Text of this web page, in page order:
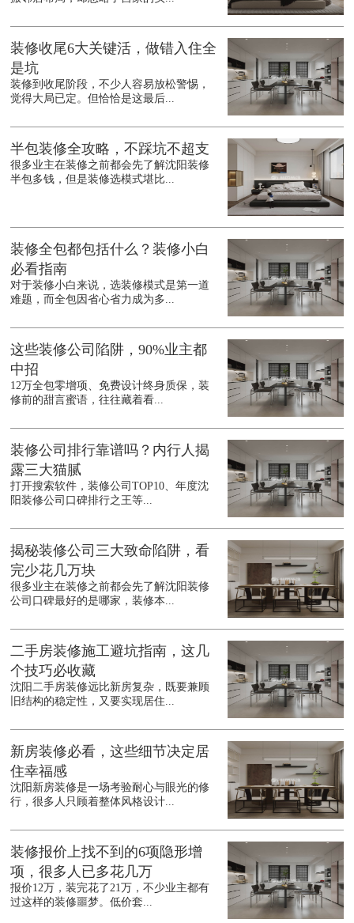
装修收尾6大关键活，做错入住全
是坑
装修到收尾阶段，不少人容易放松警惕，
觉得大局已定。但恰恰是这最后...
半包装修全攻略，不踩坑不超支
很多业主在装修之前都会先了解沈阳装修
半包多钱，但是装修选模式堪比...
装修全包都包括什么？装修小白
必看指南
对于装修小白来说，选装修模式是第一道
难题，而全包因省心省力成为多...
这些装修公司陷阱，90%业主都
中招
12万全包零增项、免费设计终身质保，装
修前的甜言蜜语，往往藏着看...
装修公司排行靠谱吗？内行人揭
露三大猫腻
打开搜索软件，装修公司TOP10、年度沈
阳装修公司口碑排行之王等...
揭秘装修公司三大致命陷阱，看
完少花几万块
很多业主在装修之前都会先了解沈阳装修
公司口碑最好的是哪家，装修本...
二手房装修施工避坑指南，这几
个技巧必收藏
沈阳二手房装修远比新房复杂，既要兼顾
旧结构的稳定性，又要实现居住...
新房装修必看，这些细节决定居
住幸福感
沈阳新房装修是一场考验耐心与眼光的修
行，很多人只顾着整体风格设计...
装修报价上找不到的6项隐形增
项，很多人已多花几万
报价12万，装完花了21万，不少业主都有
过这样的装修噩梦。低价套...